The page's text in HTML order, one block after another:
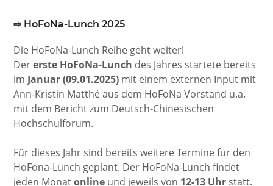
⇨ HoFoNa-Lunch 2025
Die HoFoNa-Lunch Reihe geht weiter!
Dererste HoFoNa-Lunch des Jahres startete bereits
im Januar (09.01.2025) mit einem externen Input mit
Ann-Kristin Matthé aus dem HoFoNa Vorstand u.a.
mit dem Bericht zum Deutsch-Chinesischen
Hochschulforum.
Für dieses Jahr sind bereits weitere Termine für den
HoFona-Lunch geplant. Der HoFoNa-Lunch findet
jeden Monatonline und jeweils von 12-13 Uhr statt.